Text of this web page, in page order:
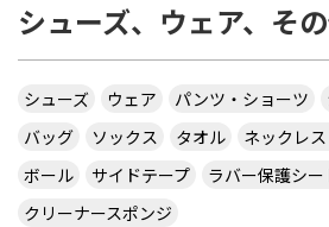
シューズ、ウェア、そ
シューズ ウェア パンツ・ショーツ
バッグ
ソックス タオル
ネックレ
ボール
サイドテープ ラバー保護シー
クリーナースポンジ